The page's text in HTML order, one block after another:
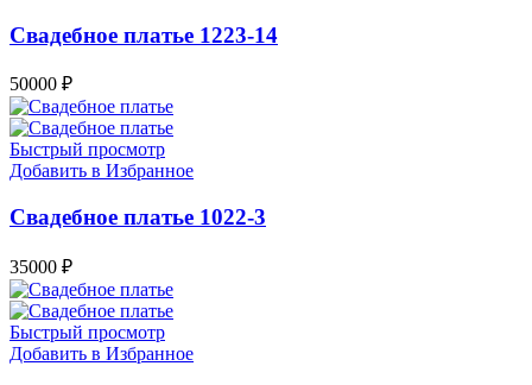
Свадебное платье 1223-14
50000 ₽
Быстрый просмотр
Добавить в Избранное
Свадебное платье 1022-3
35000 ₽
Быстрый просмотр
Добавить в Избранное